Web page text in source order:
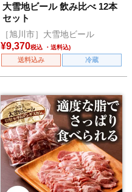
大雪地ビール 飲み比べ 12本
セット
［旭川市］大雪地ビール
¥9,370税込
送料込み 冷蔵